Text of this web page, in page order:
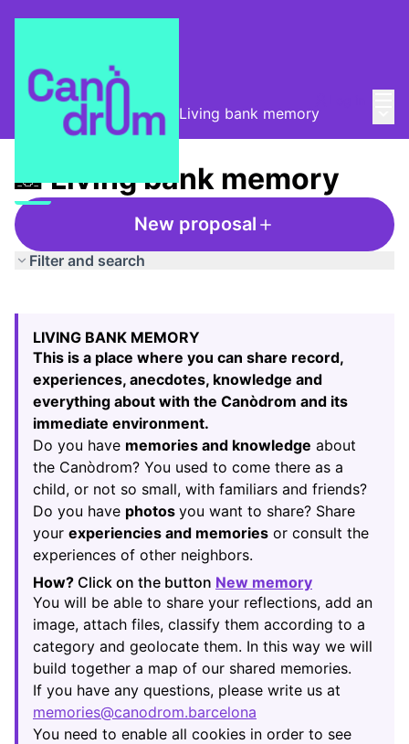
Taula de Memòries / 📸 Living bank memory
📸 Living bank memory
New proposal
Filter and search
−
LIVING BANK MEMORY
This is a place where you can share record,
experiences, anecdotes, knowledge and
everything about with the Canòdrom and its
immediate environment.
Do you have memories and knowledge about
the Canòdrom? You used to come there as a
child, or not so small, with familiars and friends?
Do you have photos you want to share? Share
your experiencies and memories or consult the
experiences of other neighbors.
How? Click on the button New memory
(Opens in
You will be able to share your reflections, add an
image, attach files, classify them according to a
category and geolocate them. In this way we will
build together a map of our shared memories.
If you have any questions, please write us at
memories@canodrom.barcelona
(Opens in new tab)
You need to enable all cookies in order to see